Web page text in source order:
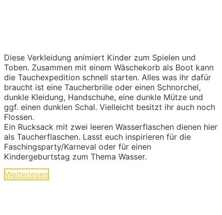
Diese Verkleidung animiert Kinder zum Spielen und
Toben. Zusammen mit einem Wäschekorb als Boot kann
die Tauchexpedition schnell starten. Alles was ihr dafür
braucht ist eine Taucherbrille oder einen Schnorchel,
dunkle Kleidung, Handschuhe, eine dunkle Mütze und
ggf. einen dunklen Schal. Vielleicht besitzt ihr auch noch
Flossen.
Ein Rucksack mit zwei leeren Wasserflaschen dienen hier
als Taucherflaschen. Lasst euch inspirieren für die
Faschingsparty/Karneval oder für einen
Kindergeburtstag zum Thema Wasser.
Weiterlesen